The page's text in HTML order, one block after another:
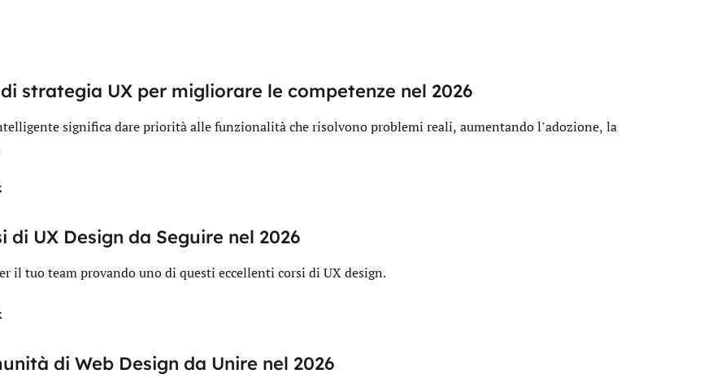
strategia UX per migliorare le competenze nel 2026
significa dare priorità alle funzionalità che risolvono problemi reali, aumentando l’adozione, la
di UX Design da Seguire nel 2026
il tuo team provando uno di questi eccellenti corsi di UX design.
di Web Design da Unire nel 2026